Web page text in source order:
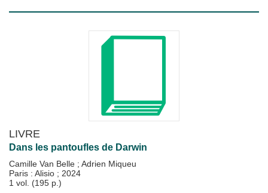
LIVRE
Dans les pantoufles de Darwin
Camille Van Belle ; Adrien Miqueu
Paris : Alisio ; 2024
1 vol. (195 p.)